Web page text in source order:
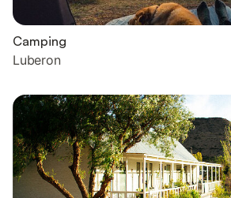
Camping
Luberon